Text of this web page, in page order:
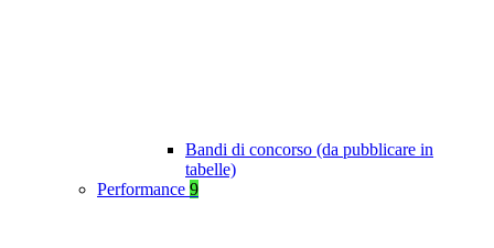
Bandi di concorso (da pubblicare in
tabelle)
Performance 9